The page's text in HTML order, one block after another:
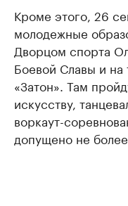
Кроме этого, 26
молодежные
Дворцом спорта
Боевой Славы и
«Затон». Там
искусству,
воркаут-
допущено не